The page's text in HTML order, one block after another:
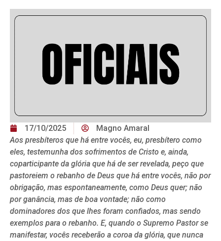
17/10/2025
Magno Amaral
Aos presbíteros que há entre vocês, eu, presbítero como
eles, testemunha dos sofrimentos de Cristo e, ainda,
coparticipante da glória que há de ser revelada, peço que
pastoreiem o rebanho de Deus que há entre vocês, não por
obrigação, mas espontaneamente, como Deus quer; não
por ganância, mas de boa vontade; não como
dominadores dos que lhes foram confiados, mas sendo
exemplos para o rebanho. E, quando o Supremo Pastor se
manifestar, vocês receberão a coroa da glória, que nunca